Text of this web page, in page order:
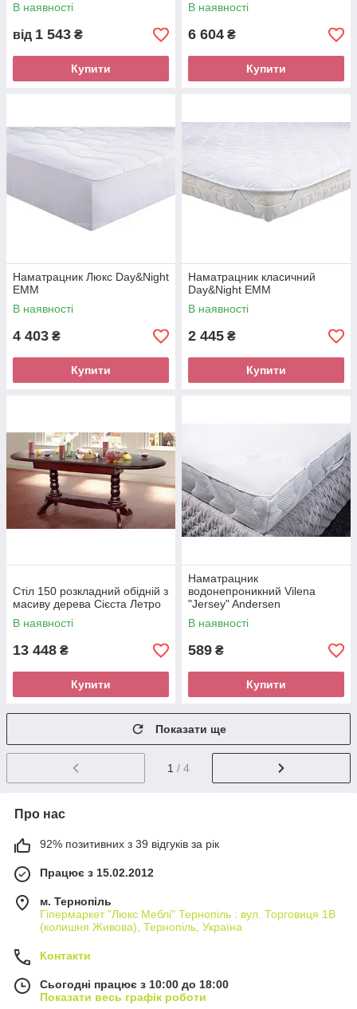
В наявності
від 1 543 ₴
Купити
В наявності
6 604 ₴
Купити
Наматрацник Люкс Day&Night
EMM
В наявності
4 403 ₴
Купити
Наматрацник класичний
Day&Night EMM
В наявності
2 445 ₴
Купити
Стіл 150 розкладний обідній з
масиву дерева Сієста Летро
В наявності
13 448 ₴
Купити
Наматрацник
водонепроникний Vilena
"Jersey" Andersen
В наявності
589 ₴
Купити
Показати ще
1 / 4
Про нас
92% позитивних з 39 відгуків за рік
Працює з 15.02.2012
м. Тернопіль
Гіпермаркет "Люкс Меблі" Тернопіль : вул. Торговиця 1В
(колишня Живова), Тернопіль, Україна
Контакти
Сьогодні працює з 10:00 до 18:00
Показати весь графік роботи